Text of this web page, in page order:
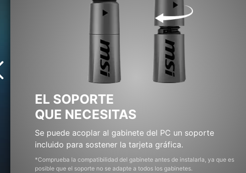
EL SOPORTE
QUE NECESITAS
Se puede acoplar al gabinete del PC un soporte
incluido para sostener la tarjeta gráfica.
*Comprueba la compatibilidad del gabinete antes de instalarla, ya que es
posible que el soporte no se adapte a todos los gabinetes.